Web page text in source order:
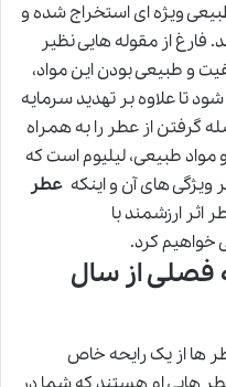
ویژه ای استخراج شده و
از مقوله هایی نظیر
و طبیعی بودن این مواد،
تا علاوه بر تهدید سرمایه
گرفتن از عطر را به همراه
طبیعی، لیلیوم است که
های آن و اینکهعطر
اثر ارزشمند با
خواهیم کرد.
از سال
ها از یک رایحه خاص